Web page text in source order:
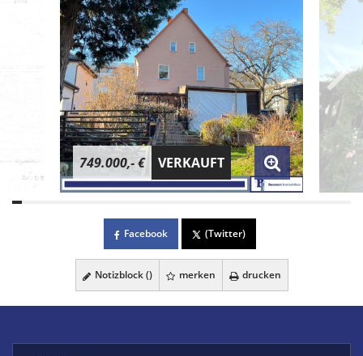
749.000,- € VERKAUFT
Facebook (Twitter)
Notizblock () merken drucken